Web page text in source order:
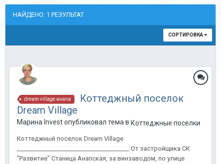
НАЙДЕНО: 1 РЕЗУЛЬТАТ
СОРТИРОВКА
dream village анапа
Коттеджный поселок
Dream Village
Марина Invest опубликовал тема в Коттеджные поселки
Коттеджный поселок Dream Village
______________________________________ От застройщика СК
"Развитие" Станица Анапская, за винзаводом, по улице